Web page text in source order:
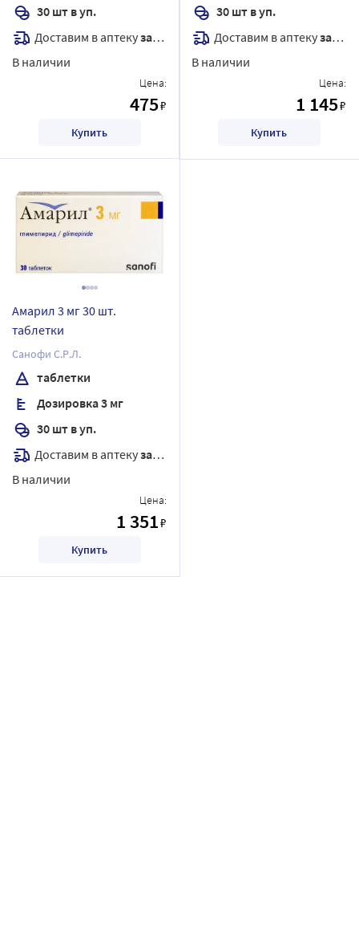
30 шт в уп.
Доставим в аптекузавтра
В наличии
Цена:
475₽
Купить
30 шт в уп.
Доставим в аптекузавтра
В наличии
Цена:
1 145₽
Купить
Амарил 3 мг 30 шт.
таблетки
Санофи С.Р.Л.
таблетки
Дозировка 3 мг
30 шт в уп.
Доставим в аптекузавтра
В наличии
Цена:
1 351₽
Купить